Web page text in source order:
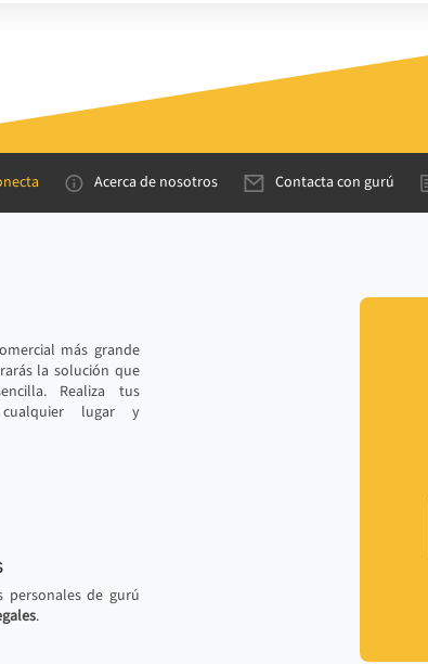
Acerca de nosotros Contacta con gurú
más grande
la solución que
Realiza tus
cualquier lugar y
de gurú
.